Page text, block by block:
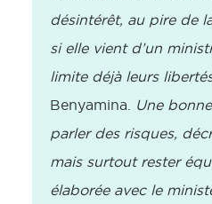
désintérêt, au pire de
si elle vient d’un
limite déjà leurs
Benyamina.
Une
parler des risques,
mais surtout rester
élaborée avec le